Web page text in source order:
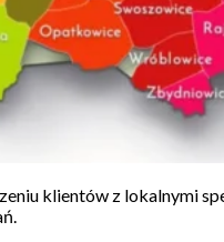
klientów z lokalnymi